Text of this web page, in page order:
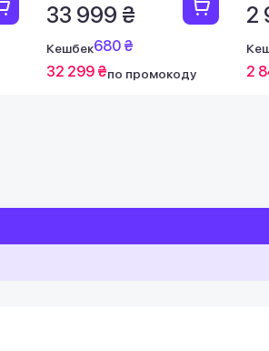
33 999 ₴
Кешбек680 ₴
32 299 ₴по промокоду
2
2